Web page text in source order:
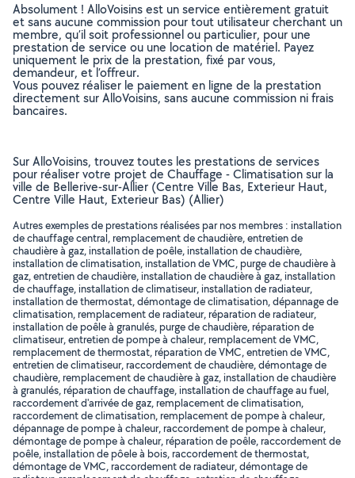
Absolument ! AlloVoisins est un service entièrement gratuit
et sans aucune commission pour tout utilisateur cherchant un
membre, qu’il soit professionnel ou particulier, pour une
prestation de service ou une location de matériel. Payez
uniquement le prix de la prestation, fixé par vous,
demandeur, et l’offreur.
Vous pouvez réaliser le paiement en ligne de la prestation
directement sur AlloVoisins, sans aucune commission ni frais
bancaires.
Sur AlloVoisins, trouvez toutes les prestations de services
pour réaliser votre projet de Chauffage - Climatisation sur la
ville de Bellerive-sur-Allier (Centre Ville Bas, Exterieur Haut,
Centre Ville Haut, Exterieur Bas) (Allier)
Autres exemples de prestations réalisées par nos membres : installation
de chauffage central, remplacement de chaudière, entretien de
chaudière à gaz, installation de poêle, installation de chaudière,
installation de climatisation, installation de VMC, purge de chaudière à
gaz, entretien de chaudière, installation de chaudière à gaz, installation
de chauffage, installation de climatiseur, installation de radiateur,
installation de thermostat, démontage de climatisation, dépannage de
climatisation, remplacement de radiateur, réparation de radiateur,
installation de poêle à granulés, purge de chaudière, réparation de
climatiseur, entretien de pompe à chaleur, remplacement de VMC,
remplacement de thermostat, réparation de VMC, entretien de VMC,
entretien de climatiseur, raccordement de chaudière, démontage de
chaudière, remplacement de chaudière à gaz, installation de chaudière
à granulés, réparation de chauffage, installation de chauffage au fuel,
raccordement d'arrivée de gaz, remplacement de climatisation,
raccordement de climatisation, remplacement de pompe à chaleur,
dépannage de pompe à chaleur, raccordement de pompe à chaleur,
démontage de pompe à chaleur, réparation de poêle, raccordement de
poêle, installation de pôele à bois, raccordement de thermostat,
démontage de VMC, raccordement de radiateur, démontage de